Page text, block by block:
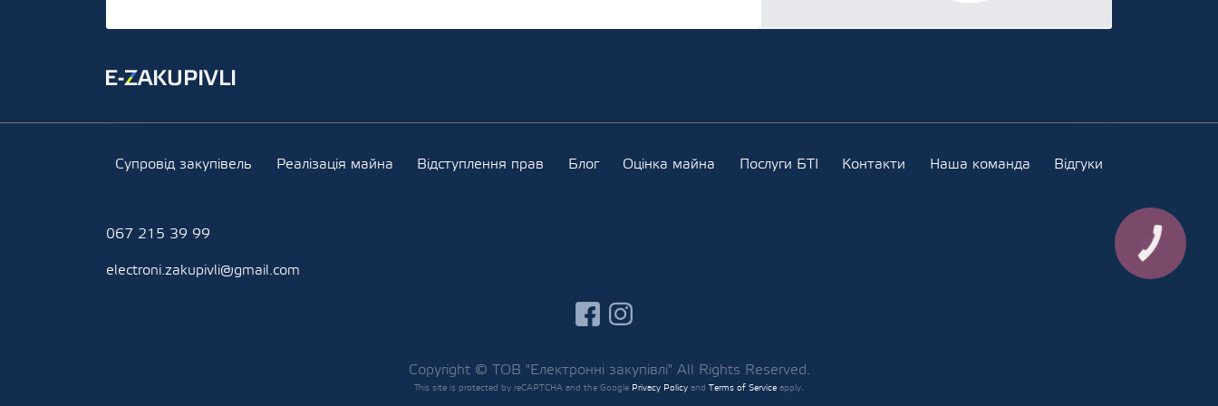
Супровід закупівель Реалізація майна Відступлення прав Блог Оцінка майна Послуги БТІ Контакти Наша команда Відгуки
067 215 39 99
electroni.zakupivli@gmail.com
facebook
Copyright © ТОВ "Електронні закупівлі" All Rights Reserved.
This site is protected by reCAPTCHA and the Google Privacy Policy and Terms of Service apply.